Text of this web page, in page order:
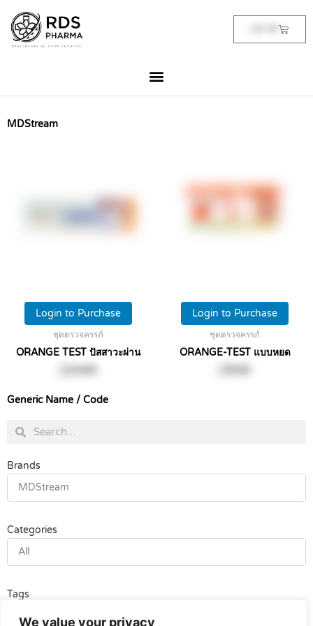
We value your privacy
content
Cart
Generic Name / Code
SearchSearch
Brands
MDStream
Categories
All
Tags
All
MDStream
Login to Purchase
ชุดตรวจครรภ์
ORANGE TEST ปัสสาวะผ่าน
Login to Purchase
ชุดตรวจครรภ์
ORANGE-TEST แบบหยด